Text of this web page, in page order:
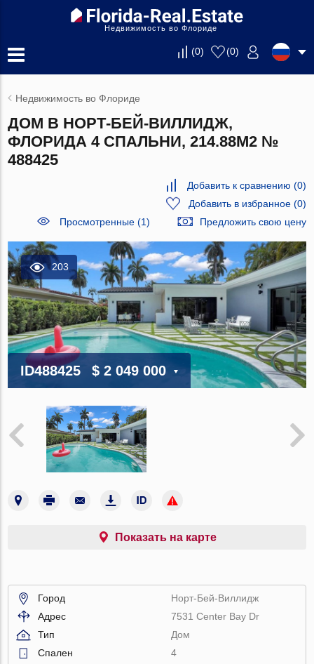
Недвижимость во Флориде
(0) (0)
Недвижимость во Флориде
ДОМ В НОРТ-БЕЙ-ВИЛЛИДЖ,
ФЛОРИДА 4 СПАЛЬНИ, 214.88М2 №
488425
Добавить к сравнению (0)
Добавить в избранное(0)
Просмотренные (1)
Предложить свою цену
203
ID488425 $ 2 049 000
Показать на карте
Город
Норт-Бей-Виллидж
Адрес
7531 Center Bay Dr
Тип
Дом
Спален
4